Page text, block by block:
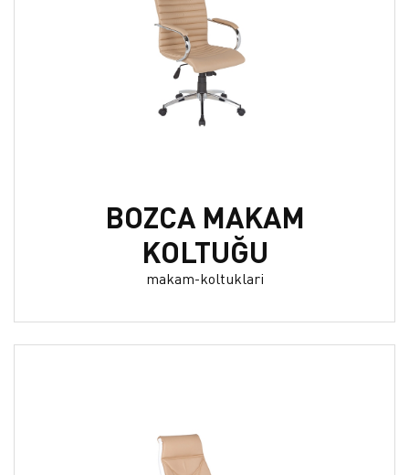
BOZCA MAKAM
KOLTUĞU
makam-koltuklari